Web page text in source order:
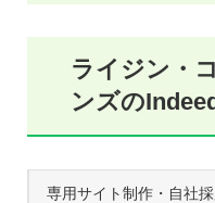
ライジン・
ンズの
専用サイト制作・自社